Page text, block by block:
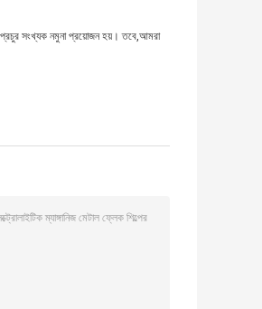
প্রচুর সংখ্যক নমুনা প্রয়োজন হয়। তবে,আমরা